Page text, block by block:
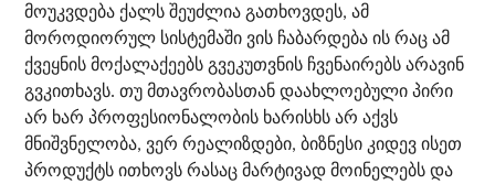
მოუკვდება ქალს შეუძლია გათხოვდეს, ამ
მოროდიორულ სისტემაში ვის ჩაბარდება ის რაც ამ
ქვეყნის მოქალაქეებს გვეკუთვნის ჩვენაირებს არავინ
გვკითხავს. თუ მთავრობასთან დაახლოებული პირი
არ ხარ პროფესიონალობის ხარისხს არ აქვს
მნიშვნელობა, ვერ რეალიზდები, ბიზნესი კიდევ ისეთ
პროდუქტს ითხოვს რასაც მარტივად მოინელებს და